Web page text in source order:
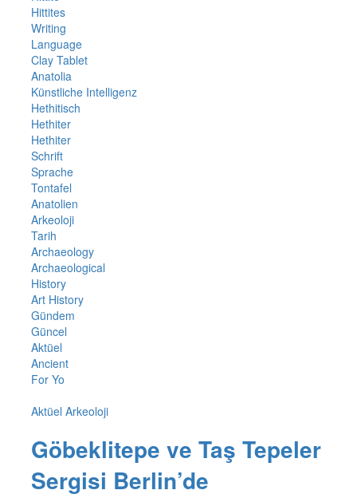
Hittites
Writing
Language
Clay Tablet
Anatolia
Künstliche Intelligenz
Hethitisch
Hethiter
Hethiter
Schrift
Sprache
Tontafel
Anatolien
Arkeoloji
Tarih
Archaeology
Archaeological
History
Art History
Gündem
Güncel
Aktüel
Ancient
For Yo
Aktüel Arkeoloji
Göbeklitepe ve Taş Tepeler
Sergisi Berlin’de